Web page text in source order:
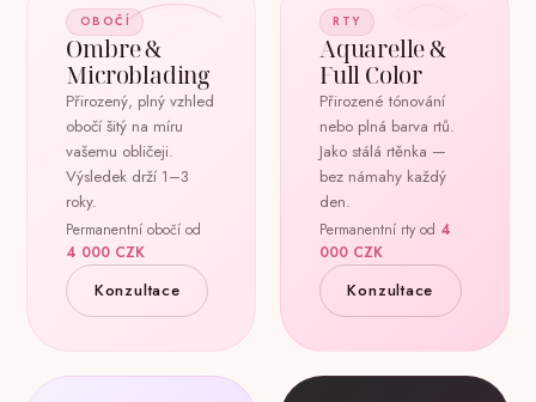
OBOČÍ
Ombre &
Microblading
Přirozený, plný vzhled
obočí šitý na míru
vašemu obličeji.
Výsledek drží 1–3
roky.
Permanentní obočí od
4 000 CZK
Konzultace
RTY
Aquarelle &
Full Color
Přirozené tónování
nebo plná barva rtů.
Jako stálá rtěnka —
bez námahy každý
den.
Permanentní rty od 4
000 CZK
Konzultace